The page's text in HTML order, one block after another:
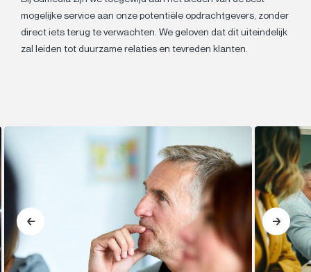
mogelijke service aan onze potentiële opdrachtgevers, zonder
direct iets terug te verwachten. We geloven dat dit uiteindelijk
zal leiden tot duurzame relaties en tevreden klanten.